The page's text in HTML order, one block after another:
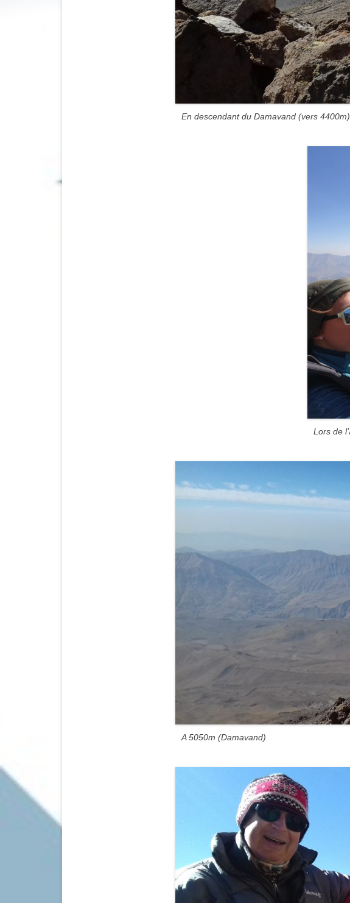
En descendant du Damavand (vers 4400m)
Lors de
A 5050m (Damavand)